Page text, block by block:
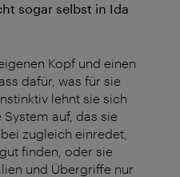
sogar selbst in Ida
Kopf und einen
dafür, was für sie
lehnt sie sich
auf, das sie
zugleich einredet,
finden, oder sie
und Übergriffe nur